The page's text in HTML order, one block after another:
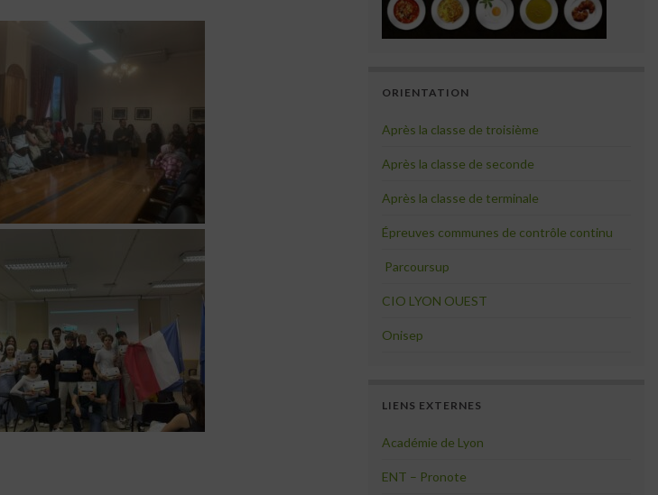
ORIENTATION
Après la classe de troisième
Après la classe de seconde
Après la classe de terminale
Épreuves communes de contrôle continu
Parcoursup
CIO LYON OUEST
Onisep
LIENS EXTERNES
Académie de Lyon
ENT – Pronote